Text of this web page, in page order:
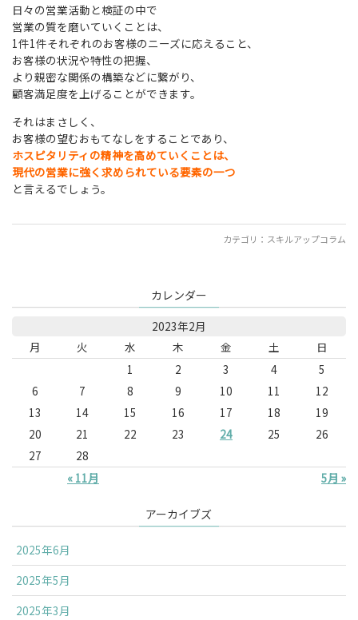
日々の営業活動と検証の中で
営業の質を磨いていくことは、
1件1件それぞれのお客様のニーズに応えること、
お客様の状況や特性の把握、
より親密な関係の構築などに繋がり、
顧客満足度を上げることができます。
それはまさしく、
お客様の望むおもてなしをすることであり、
ホスピタリティの精神を高めていくことは、
現代の営業に強く求められている要素の一つ
と言えるでしょう。
カテゴリ： スキルアップコラム
カレンダー
2023年2月
月
火 水 木 金 土 日
« 11月 5月 »
1 2 3 4
5
6
7 8 9 10 11
12
13
14 15 16 17 18
19
20
21 22 23 24 25
26
27
28
アーカイブズ
2025年6月
2025年5月
2025年3月